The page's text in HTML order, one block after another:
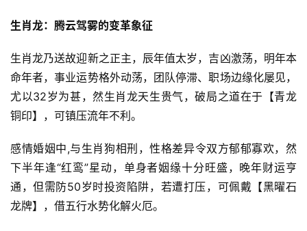
生肖龙：腾云驾雾的变革象征
生肖龙乃送故迎新之正主，辰年值太岁，吉凶激荡，明年本
命年者，事业运势格外动荡，团队停滞、职场边缘化屡见，
尤以32岁为甚，然生肖龙天生贵气，破局之道在于【青龙
铜印】，可镇压流年不利。
感情婚姻中,与生肖狗相刑，性格差异令双方郁郁寡欢，然
下半年逢“红鸾”星动，单身者姻缘十分旺盛，晚年财运亨
通，但需防50岁时投资陷阱，若遭打压，可佩戴【黑曜石
龙牌】，借五行水势化解火厄。